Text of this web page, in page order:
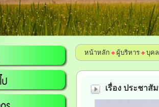
หน้าหลัก ผู้บริหาร บุค
เรื่อง ประชา